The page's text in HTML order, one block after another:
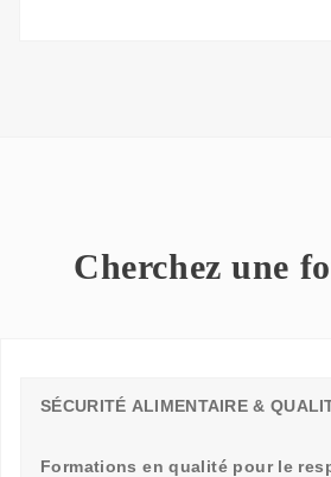
Cherchez une
SÉCURITÉ ALIMENTAIRE &
Formations en qualité pour le